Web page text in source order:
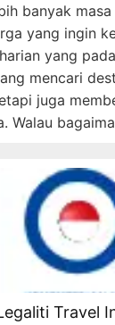
banyak
yang ingin
yang
mencari
juga
Walau
Travel